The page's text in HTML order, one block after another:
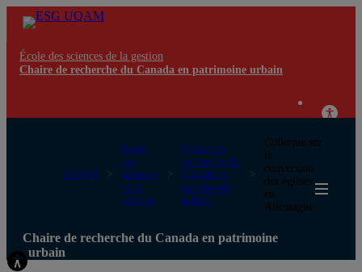
École des sciences de la gestion
Chaire de recherche du Canada en patrimoine urbain
UQAM
École
des
sciences
de la
gestion
Chaire de
recherche du
Canada en
patrimoine
urbain
Colloque sur
la
conversion
des églises
en
Allemagne
Chaire de recherche du Canada en patrimoine
urbain